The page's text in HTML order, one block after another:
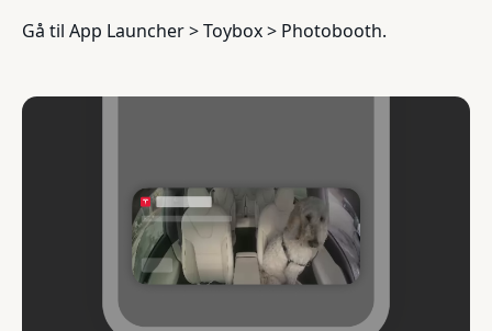
Gå til App Launcher > Toybox > Photobooth.